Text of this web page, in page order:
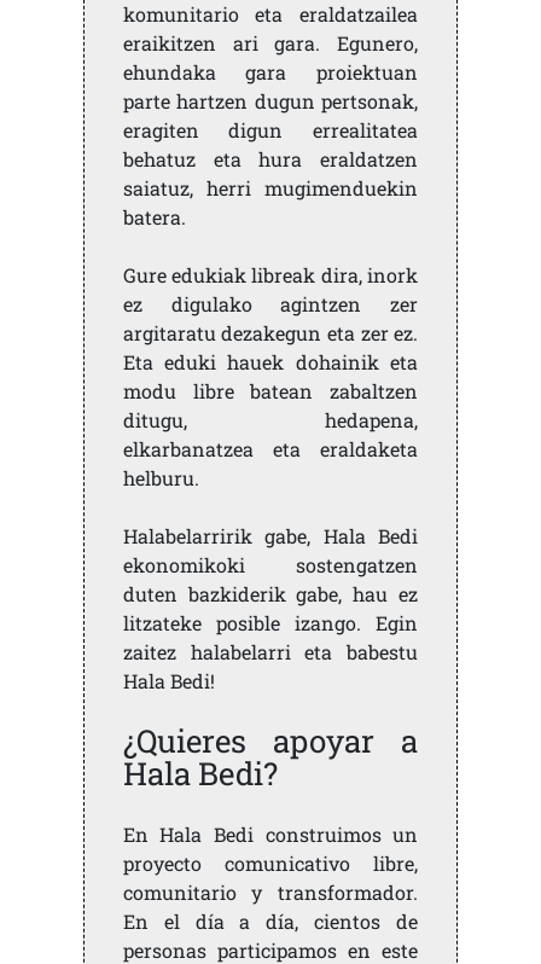
komunitario eta eraldatzailea
eraikitzen ari gara. Egunero,
ehundaka gara proiektuan
parte hartzen dugun pertsonak,
eragiten digun errealitatea
behatuz eta hura eraldatzen
saiatuz, herri mugimenduekin
batera.
Gure edukiak libreak dira, inork
ez digulako agintzen zer
argitaratu dezakegun eta zer ez.
Eta eduki hauek dohainik eta
modu libre batean zabaltzen
ditugu, hedapena,
elkarbanatzea eta eraldaketa
helburu.
Halabelarririk gabe, Hala Bedi
ekonomikoki sostengatzen
duten bazkiderik gabe, hau ez
litzateke posible izango. Egin
zaitez halabelarri eta babestu
Hala Bedi!
¿Quieres apoyar a
Hala Bedi?
En Hala Bedi construimos un
proyecto comunicativo libre,
comunitario y transformador.
En el día a día, cientos de
personas participamos en este